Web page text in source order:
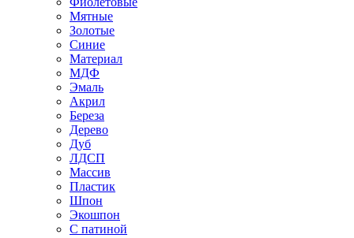
Мятные
Золотые
Синие
Материал
МДФ
Эмаль
Акрил
Береза
Дерево
Дуб
ЛДСП
Массив
Пластик
Шпон
Экошпон
С патиной